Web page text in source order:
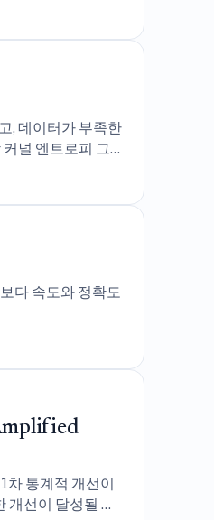
, 데이터가 부족한
널 엔트로피 그
다 속도와 정확도
차 통계적 개선이
선이 달성될 수